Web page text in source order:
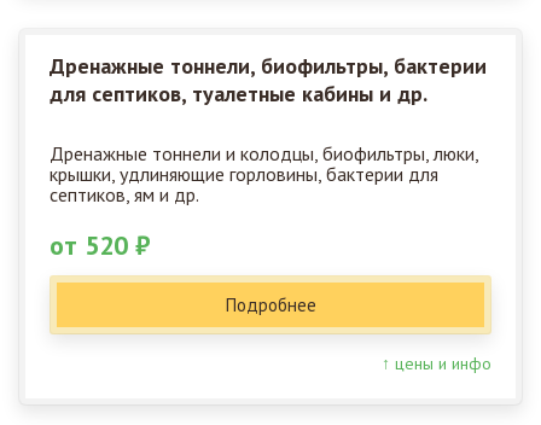
Дренажные тоннели, биофильтры, бактерии
для септиков, туалетные кабины и др.
Дренажные тоннели и колодцы, биофильтры, люки,
крышки, удлиняющие горловины, бактерии для
септиков, ям и др.
от 520 ₽
Подробнее
↑ цены и инфо